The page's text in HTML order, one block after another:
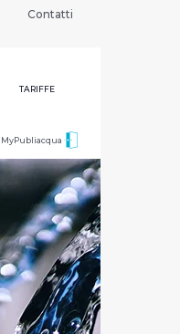
Contatti
TARIFFE
MyPubliacqua